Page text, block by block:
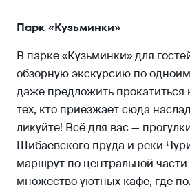
Парк «Кузьминки»
В парке «Кузьминки» для
обзорную экскурсию по
даже предложить прокатиться
тех, кто приезжает сюда
ликуйте! Всё для вас —
Шибаевского пруда и реки
маршрут по центральной части
множество уютных кафе, где